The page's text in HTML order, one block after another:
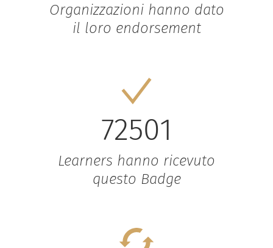
Organizzazioni hanno dato
il loro endorsement
72501
Learners hanno ricevuto
questo Badge